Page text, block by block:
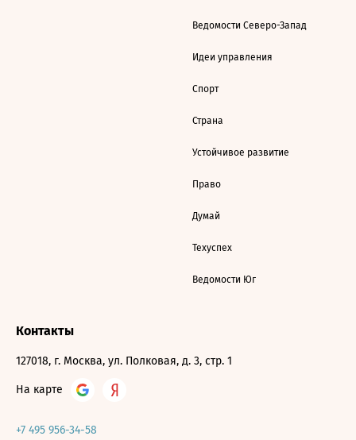
Ведомости Северо-Запад
Идеи управления
Спорт
Страна
Устойчивое развитие
Право
Думай
Техуспех
Ведомости Юг
Контакты
127018, г. Москва, ул. Полковая, д. 3, стр. 1
На карте
+7 495 956-34-58